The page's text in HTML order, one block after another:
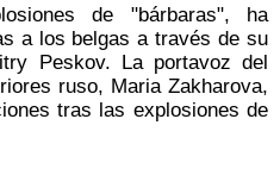
de "bárbaras", ha
a los belgas a través de su
Peskov. La portavoz del
ruso, Maria Zakharova,
tras las explosiones de